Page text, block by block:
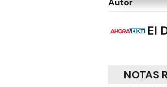
Autor
El
NOTAS